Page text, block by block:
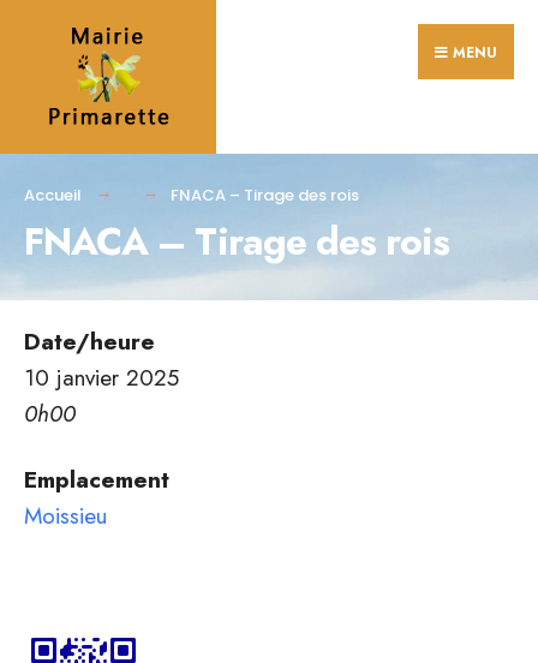
content
MENU
Accueil FNACA – Tirage des rois
FNACA – Tirage des rois
Date/heure
10 janvier 2025
0h00
Emplacement
Moissieu
for: